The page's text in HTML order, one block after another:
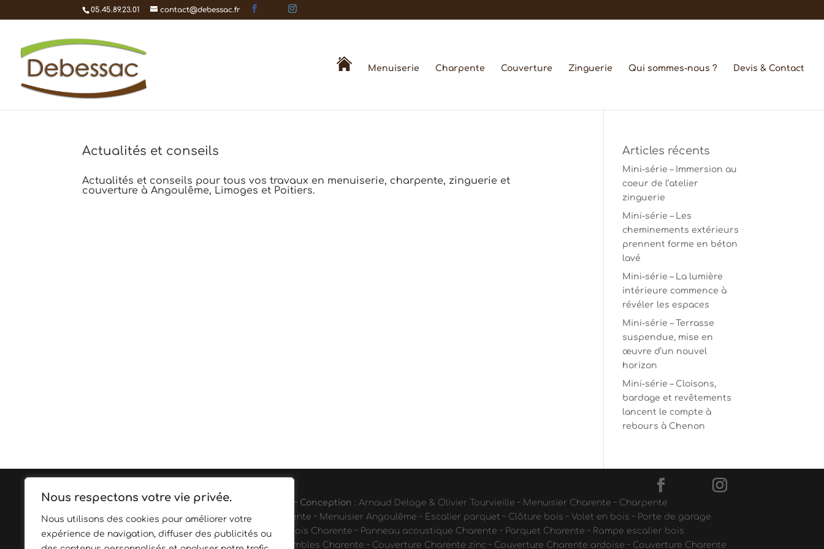
Nous respectons votre vie privée.
Nous utilisons des cookies pour améliorer votre
expérience de navigation, diffuser des publicités ou
05.45.89.23.01 contact@debessac.fr
Menuiserie Charpente Couverture Zinguerie Qui sommes-nous ? Devis & Contact
Actualités et conseils
Actualités et conseils pour tous vos travaux en menuiserie, charpente, zinguerie et
couverture à Angoulême, Limoges et Poitiers.
Articles récents
Mini-série – Immersion au
coeur de l’atelier
zinguerie
Mini-série – Les
cheminements extérieurs
prennent forme en béton
lavé
Mini-série – La lumière
intérieure commence à
révéler les espaces
Mini-série – Terrasse
suspendue, mise en
œuvre d’un nouvel
horizon
Mini-série – Cloisons,
bardage et revêtements
lancent le compte à
rebours à Chenon
Copyright © 2026Debessac ~ Mentions légales ~ Conception :Arnaud Delage & Olivier Tourvieille ~ Menuisier Charente ~ Charpente
Charente ~ Couvreur Charente ~ Zinguerie Charente ~ Menuisier Angoulême ~ Escalier parquet ~ Clôture bois ~ Volet en bois ~ Porte de garage
Charente ~ Meuble bois Charente ~ Cuisine en bois Charente ~ Panneau acoustique Charente ~ Parquet Charente ~ Rampe escalier bois
Charente ~ Charpente toiture ~ Isolation des combles Charente ~ Couverture Charente zinc ~ Couverture Charente ardoise ~ Couverture Charente